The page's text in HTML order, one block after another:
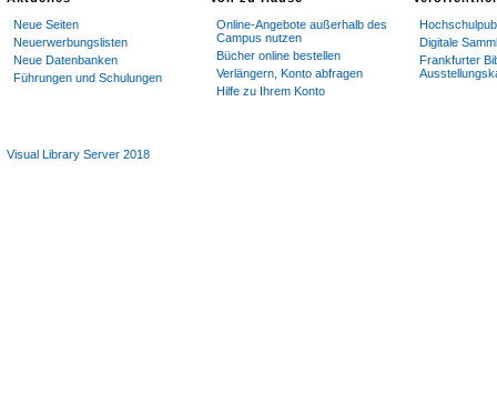
Neue Seiten
Neuerwerbungslisten
Neue Datenbanken
Führungen und Schulungen
Online-Angebote außerhalb des
Campus nutzen
Bücher online bestellen
Verlängern, Konto abfragen
Hilfe zu Ihrem Konto
Digitale
Frankfurter
Visual Library Server 2018